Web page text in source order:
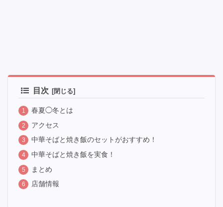
目次
春夏◯冬とは
アクセス
中華そばと焼き飯のセットがおすすめ！
中華そばと焼き飯を実食！
まとめ
店舗情報